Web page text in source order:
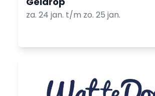
za. 24 jan. t/m zo. 25 jan.